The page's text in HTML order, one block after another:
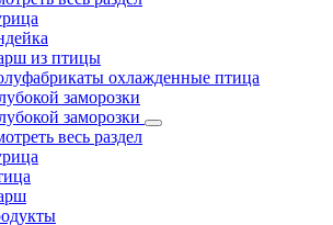
из птицы
охлажденные птица
заморозки
заморозки
весь раздел